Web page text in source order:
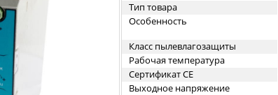
Тип товара
Особенность
Класс пылевлагозащиты
Рабочая температура
Сертификат CE
Выходное напряжение